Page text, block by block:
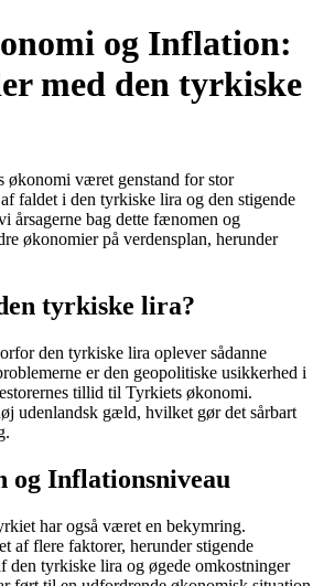
og Inflation:
med den tyrkiske
økonomi været genstand for stor
faldet i den tyrkiske lira og den stigende
årsagerne bag dette fænomen og
økonomier på verdensplan, herunder
tyrkiske lira?
den tyrkiske lira oplever sådanne
er den geopolitiske usikkerhed i
tillid til Tyrkiets økonomi.
udenlandsk gæld, hvilket gør det sårbart
Inflationsniveau
har også været en bekymring.
af flere faktorer, herunder stigende
den tyrkiske lira og øgede omkostninger